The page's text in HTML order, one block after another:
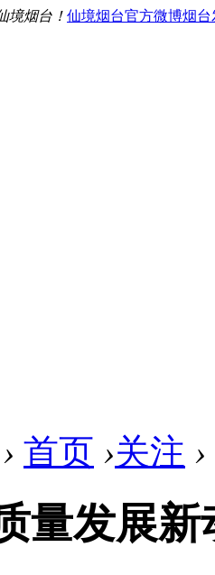
境烟台！ 仙境烟台官方微博烟台
› 首页 ›关注 ›
量发展新